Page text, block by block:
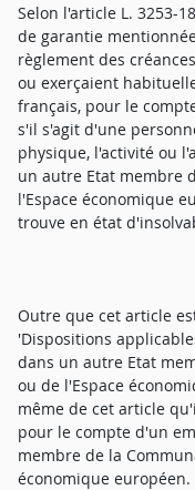
Selon l'article L. 3253-
de garantie
règlement des
ou exerçaient
français, pour le
s'il s'agit d'une
physique, l'activité ou
un autre Etat membre
l'Espace économique
trouve en état
Outre que cet article
'Dispositions
dans un autre Etat
ou de l'Espace
même de cet article
pour le compte d'un
membre de la
économique européen.